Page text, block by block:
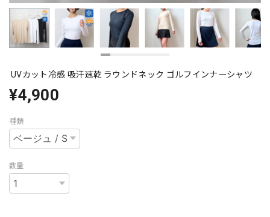
UVカット冷感 吸汗速乾 ラウンドネック ゴルフインナーシャツ
¥4,900
種類
数量